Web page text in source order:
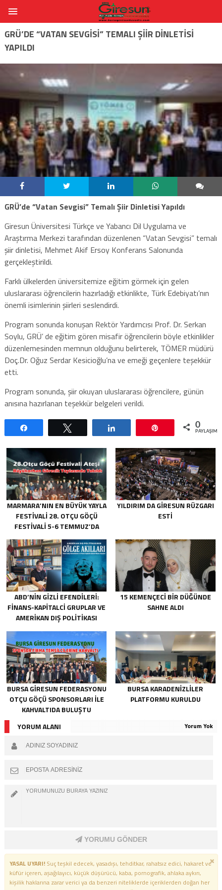
GRÜ’DE “VATAN SEVGISI” TEMALI ŞIIR DINLETISI
YAPILDI
GRÜ’de “Vatan Sevgisi” Temalı Şiir Dinletisi Yapıldı
Giresun Üniversitesi Türkçe ve Yabancı Dil Uygulama ve
Araştırma Merkezi tarafından düzenlenen “Vatan Sevgisi” temalı
şiir dinletisi, Mehmet Akif Ersoy Konferans Salonunda
gerçekleştirildi.
Farklı ülkelerden üniversitemize eğitim görmek için gelen
uluslararası öğrencilerin hazırladığı etkinlikte, Türk Edebiyatı’nın
önemli isimlerinin şiirleri seslendirdi.
Program sonunda konuşan Rektör Yardımcısı Prof. Dr. Serkan
Soylu, GRÜ’ de eğitim gören misafir öğrencilerin böyle etkinlikler
düzenlemesinden memnun olduğunu belirterek, TÖMER müdürü
Doç.Dr. Oğuz Serdar Kesicioğlu’na ve emeği geçenlere teşekkür
etti.
Program sonunda, şiir okuyan uluslararası öğrencilere, günün
anısına hazırlanan teşekkür belgeleri verildi.
0
MARMARA’NIN EN BÜYÜK YAYLA
FESTIVALI 28. OTÇU GÖÇÜ
FESTIVALI 5-6 TEMMUZ’DA
YILDIRIM DA GIRESUN RÜZGARI
ESTI
ABD’NIN GIZLI EFENDILERI:
FINANS-KAPITALCI GRUPLAR VE
AMERIKAN DIŞ POLITIKASI
15 KEMENÇECI BIR DÜĞÜNDE
SAHNE ALDI
BURSA GIRESUN FEDERASYONU
OTÇU GÖÇÜ SPONSORLARI İLE
KAHVALTIDA BULUŞTU
BURSA KARADENIZLILER
PLATFORMU KURULDU
YORUM ALANI Yorum Yok
YORUMU GÖNDER
YASAL UYARI!Suç teşkil edecek, yasadışı, tehditkar, rahatsız edici, hakaret ve
küfür içeren, aşağılayıcı, küçük düşürücü, kaba, pornografik, ahlaka aykırı,
kişilik haklarına zarar verici ya da benzeri niteliklerde içeriklerden doğan her